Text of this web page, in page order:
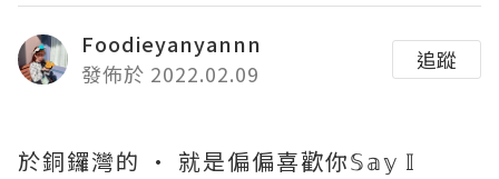
Foodieyanyannn
發佈於 2022.02.09
追蹤
於銅鑼灣的 • 就是偏偏喜歡你𝕊𝕒𝕪 𝕀